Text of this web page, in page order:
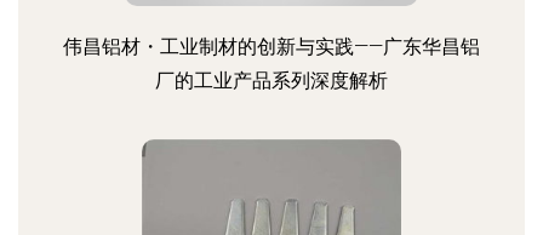
伟昌铝材・工业制材的创新与实践——广东华昌铝
厂的工业产品系列深度解析